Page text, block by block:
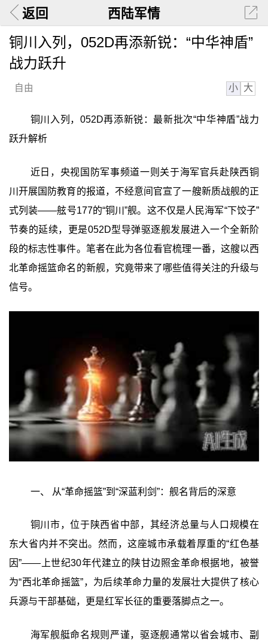
返回 西陆军情
铜川入列，052D再添新锐：“中华神盾”
战力跃升
自由 小 大
铜川入列，052D再添新锐：最新批次“中华神盾”战力
跃升解析
近日，央视国防军事频道一则关于海军官兵赴陕西铜
川开展国防教育的报道，不经意间官宣了一艘新质战舰的正
式列装——舷号177的“铜川”舰。这不仅是人民海军“下饺子”
节奏的延续，更是052D型导弹驱逐舰发展进入一个全新阶
段的标志性事件。笔者在此为各位看官梳理一番，这艘以西
北革命摇篮命名的新舰，究竟带来了哪些值得关注的升级与
信号。
一、 从“革命摇篮”到“深蓝利剑”：舰名背后的深意
铜川市，位于陕西省中部，其经济总量与人口规模在
东大省内并不突出。然而，这座城市承载着厚重的“红色基
因”——上世纪30年代建立的陕甘边照金革命根据地，被誉
为“西北革命摇篮”，为后续革命力量的发展壮大提供了核心
兵源与干部基础，更是红军长征的重要落脚点之一。
海军舰艇命名规则严谨，驱逐舰通常以省会城市、副